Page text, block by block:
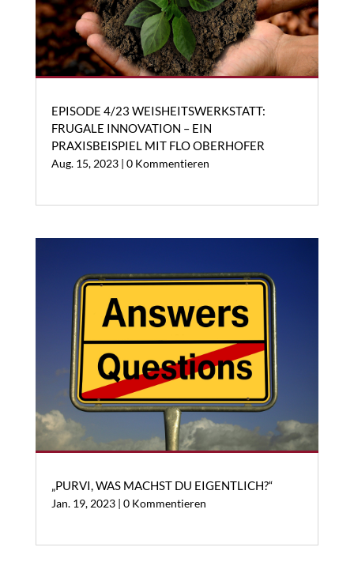
EPISODE 4/23 WEISHEITSWERKSTATT:
FRUGALE INNOVATION – EIN
PRAXISBEISPIEL MIT FLO OBERHOFER
Aug. 15, 2023| 0 Kommentieren
„PURVI, WAS MACHST DU EIGENTLICH?“
Jan. 19, 2023| 0 Kommentieren